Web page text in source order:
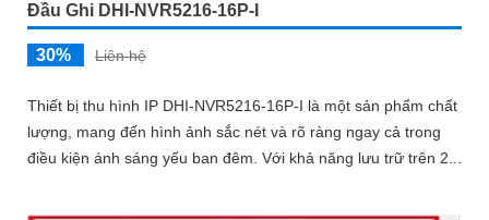
Đầu Ghi DHI-NVR5216-16P-I
30% Liên hệ
Thiết bị thu hình IP DHI-NVR5216-16P-I là một sản phẩm chất
lượng, mang đến hình ảnh sắc nét và rõ ràng ngay cả trong
điều kiện ánh sáng yếu ban đêm. Với khả năng lưu trữ trên 2...